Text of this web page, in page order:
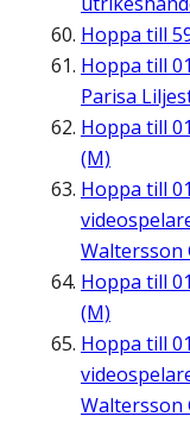
Hoppa till
Hoppa till
Parisa
Hoppa till
(M)
Hoppa till
Waltersson
Hoppa till
(M)
Hoppa till
Waltersson